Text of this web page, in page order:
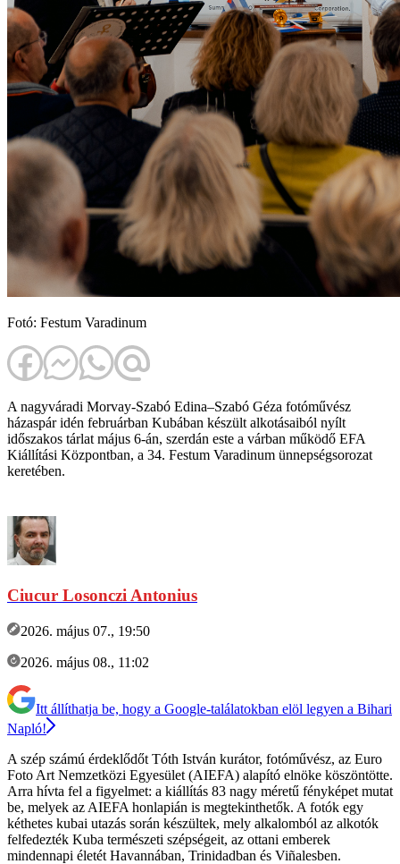
Fotó: Festum Varadinum
A nagyváradi Morvay-Szabó Edina–Szabó Géza fotóművész
házaspár idén februárban Kubában készült alkotásaiból nyílt
időszakos tárlat május 6-án, szerdán este a várban működő EFA
Kiállítási Központban, a 34. Festum Varadinum ünnepségsorozat
keretében.
Ciucur Losonczi Antonius
2026. május 07., 19:50
2026. május 08., 11:02
Itt állíthatja be, hogy a Google-találatokban elöl legyen a Bihari
Napló!
A szép számú érdeklődőt Tóth István kurátor, fotóművész, az Euro
Foto Art Nemzetközi Egyesület (AIEFA) alapító elnöke köszöntötte.
Arra hívta fel a figyelmet: a kiállítás 83 nagy méretű fényképet mutat
be, melyek az AIEFA honlapián is megtekinthetők. A fotók egy
kéthetes kubai utazás során készültek, mely alkalomból az alkotók
felfedezték Kuba természeti szépségeit, az ottani emberek
mindennapi életét Havannában, Trinidadban és Viñalesben.